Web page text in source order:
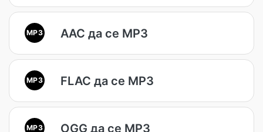
MP3 AAC да се MP3
MP3 FLAC да се MP3
MP3 OGG да се MP3